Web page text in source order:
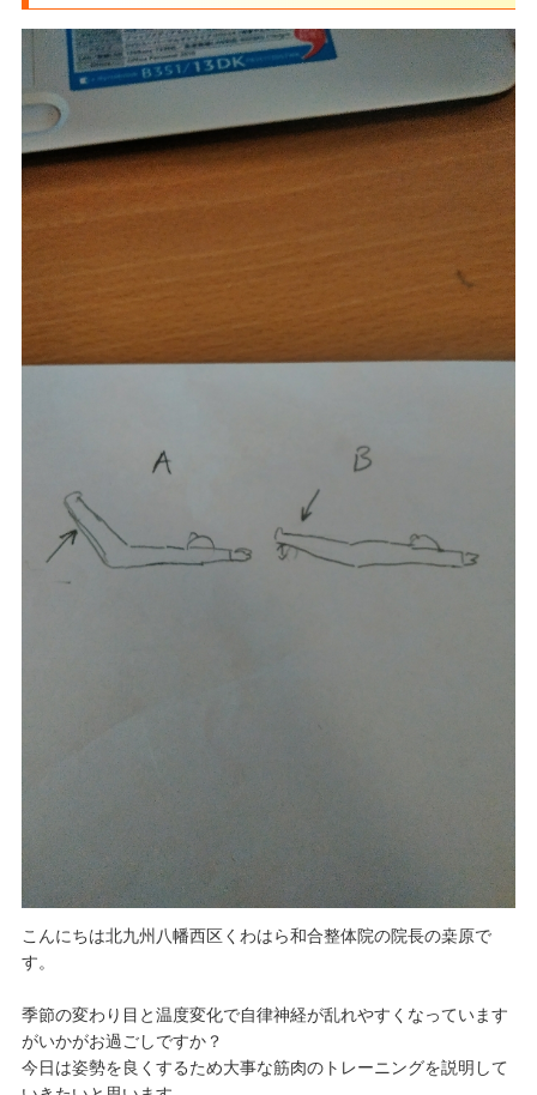
こんにちは北九州八幡西区くわはら和合整体院の院長の桒原で
す。
季節の変わり目と温度変化で自律神経が乱れやすくなっています
がいかがお過ごしですか？
今日は姿勢を良くするため大事な筋肉のトレーニングを説明して